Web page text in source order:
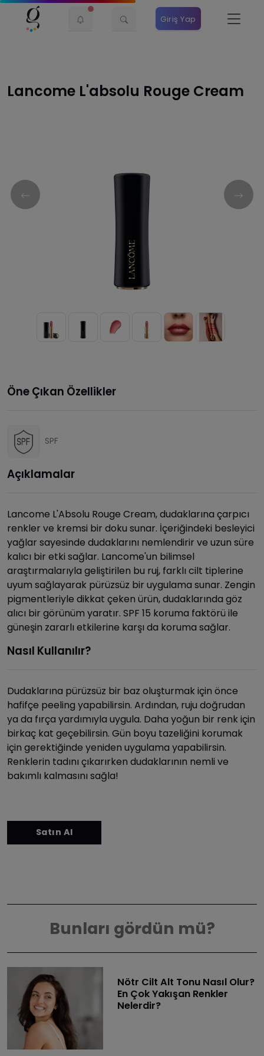
Giriş Yap
Lancome L'absolu Rouge Cream
Öne Çıkan Özellikler
SPF
Açıklamalar
Lancome L'Absolu Rouge Cream, dudaklarına çarpıcı
renkler ve kremsi bir doku sunar. İçeriğindeki besleyici
yağlar sayesinde dudaklarını nemlendirir ve uzun süre
kalıcı bir etki sağlar. Lancome'un bilimsel
araştırmalarıyla geliştirilen bu ruj, farklı cilt tiplerine
uyum sağlayarak pürüzsüz bir uygulama sunar. Zengin
pigmentleriyle dikkat çeken ürün, dudaklarında göz
alıcı bir görünüm yaratır. SPF 15 koruma faktörü ile
güneşin zararlı etkilerine karşı da koruma sağlar.
Nasıl Kullanılır?
Dudaklarına pürüzsüz bir baz oluşturmak için önce
hafifçe peeling yapabilirsin. Ardından, ruju doğrudan
ya da fırça yardımıyla uygula. Daha yoğun bir renk için
birkaç kat geçebilirsin. Gün boyu tazeliğini korumak
için gerektiğinde yeniden uygulama yapabilirsin.
Renklerin tadını çıkarırken dudaklarının nemli ve
bakımlı kalmasını sağla!
Bunları gördün mü?
Nötr Cilt Alt Tonu Nasıl Olur?
En Çok Yakışan Renkler
Nelerdir?